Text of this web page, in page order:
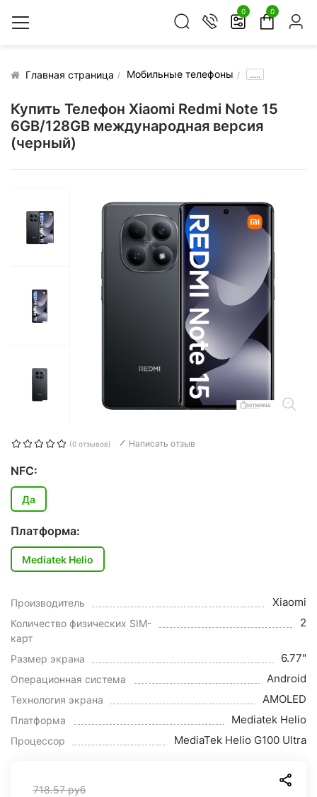
0 0
Главная страница Мобильные телефоны .....
Купить Телефон Xiaomi Redmi Note 15
6GB/128GB международная версия
(черный)
(0 отзывов) Написать отзыв
NFC:
Да
Платформа:
Mediatek Helio
Производитель Xiaomi
Количество физических SIM-
карт
2
Размер экрана 6.77"
Операционная система Android
Технология экрана AMOLED
Платформа Mediatek Helio
Процессор MediaTek Helio G100 Ultra
718.57руб